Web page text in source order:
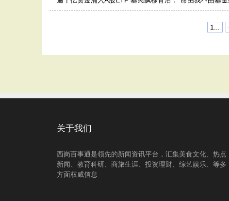
1...
关于我们
西岗百事通是领先的新闻资讯平台，汇集美食文化、热点
新闻、教育科研、商旅生涯、投资理财、综艺娱乐、等多
方面权威信息